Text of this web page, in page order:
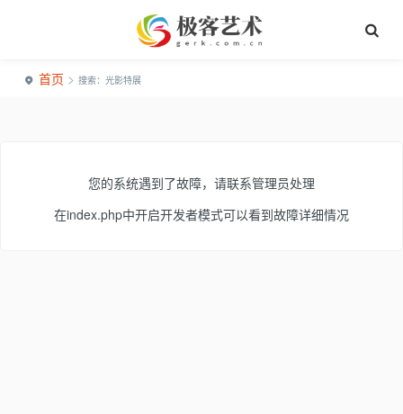
首页 > 搜索：光影特展
您的系统遇到了故障，请联系管理员处理
在index.php中开启开发者模式可以看到故障详细情况